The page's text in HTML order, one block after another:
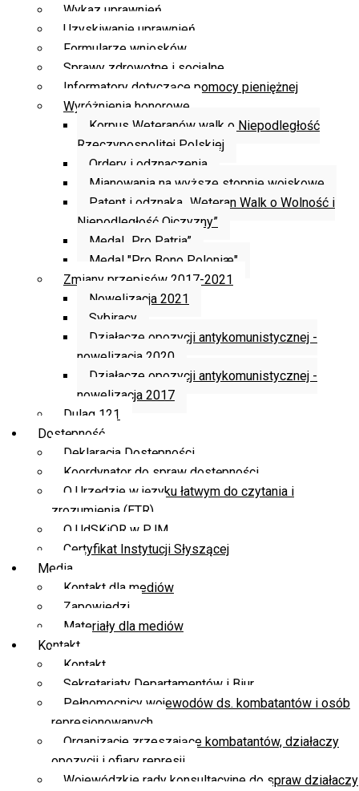
Wykaz uprawnień
Uzyskiwanie uprawnień
Formularze wniosków
Sprawy zdrowotne i socjalne
Informatory dotyczące pomocy pieniężnej
Wyróżnienia honorowe
Korpus Weteranów walk o Niepodległość
Rzeczypospolitej Polskiej
Ordery i odznaczenia
Mianowania na wyższe stopnie wojskowe
Patent i odznaka „Weteran Walk o Wolność i
Niepodległość Ojczyzny”
Medal „Pro Patria”
Medal "Pro Bono Poloniæ"
Zmiany przepisów 2017-2021
Nowelizacja 2021
Sybiracy
Działacze opozycji antykomunistycznej -
nowelizacja 2020
Działacze opozycji antykomunistycznej -
nowelizacja 2017
Dulag 121
Dostępność
Deklaracja Dostępności
Koordynator do spraw dostępności
O Urzędzie w języku łatwym do czytania i
zrozumienia (ETR)
O UdSKiOR w PJM
Certyfikat Instytucji Słyszącej
Media
Kontakt dla mediów
Zapowiedzi
Materiały dla mediów
Kontakt
Kontakt
Sekretariaty Departamentów i Biur
Pełnomocnicy wojewodów ds. kombatantów i osób
represjonowanych
Organizacje zrzeszające kombatantów, działaczy
opozycji i ofiary represji
Wojewódzkie rady konsultacyjne do spraw działaczy